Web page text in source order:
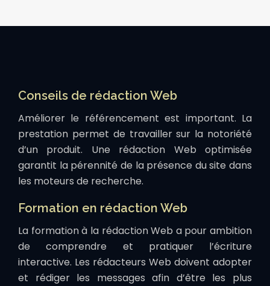
Conseils de rédaction Web
Améliorer le référencement est important. La
prestation permet de travailler sur la notoriété
d’un produit. Une rédaction Web optimisée
garantit la pérennité de la présence du site dans
les moteurs de recherche.
Formation en rédaction Web
La formation à la rédaction Web a pour ambition
de comprendre et pratiquer l’écriture
interactive. Les rédacteurs Web doivent adopter
et rédiger les messages afin d’être les plus